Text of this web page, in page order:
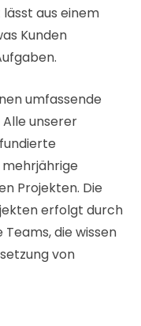
aus einem
Kunden
umfassende
unserer
mehrjährige
Projekten. Die
erfolgt durch
die wissen
von